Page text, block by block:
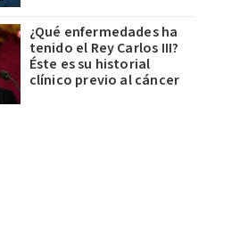
¿Qué enfermedades ha
tenido el Rey Carlos III?
Éste es su historial
clínico previo al cáncer